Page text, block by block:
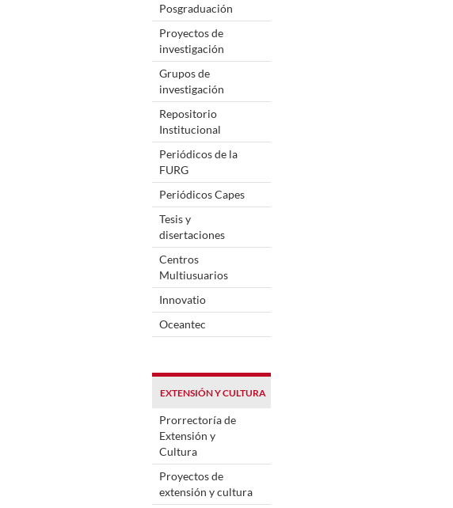
Posgraduación
Proyectos de
investigación
Grupos de
investigación
Repositorio
Institucional
Periódicos de la
FURG
Periódicos Capes
Tesis y
disertaciones
Centros
Multiusuarios
Innovatio
Oceantec
EXTENSIÓN Y CULTURA
Prorrectoría de
Extensión y
Cultura
Proyectos de
extensión y cultura